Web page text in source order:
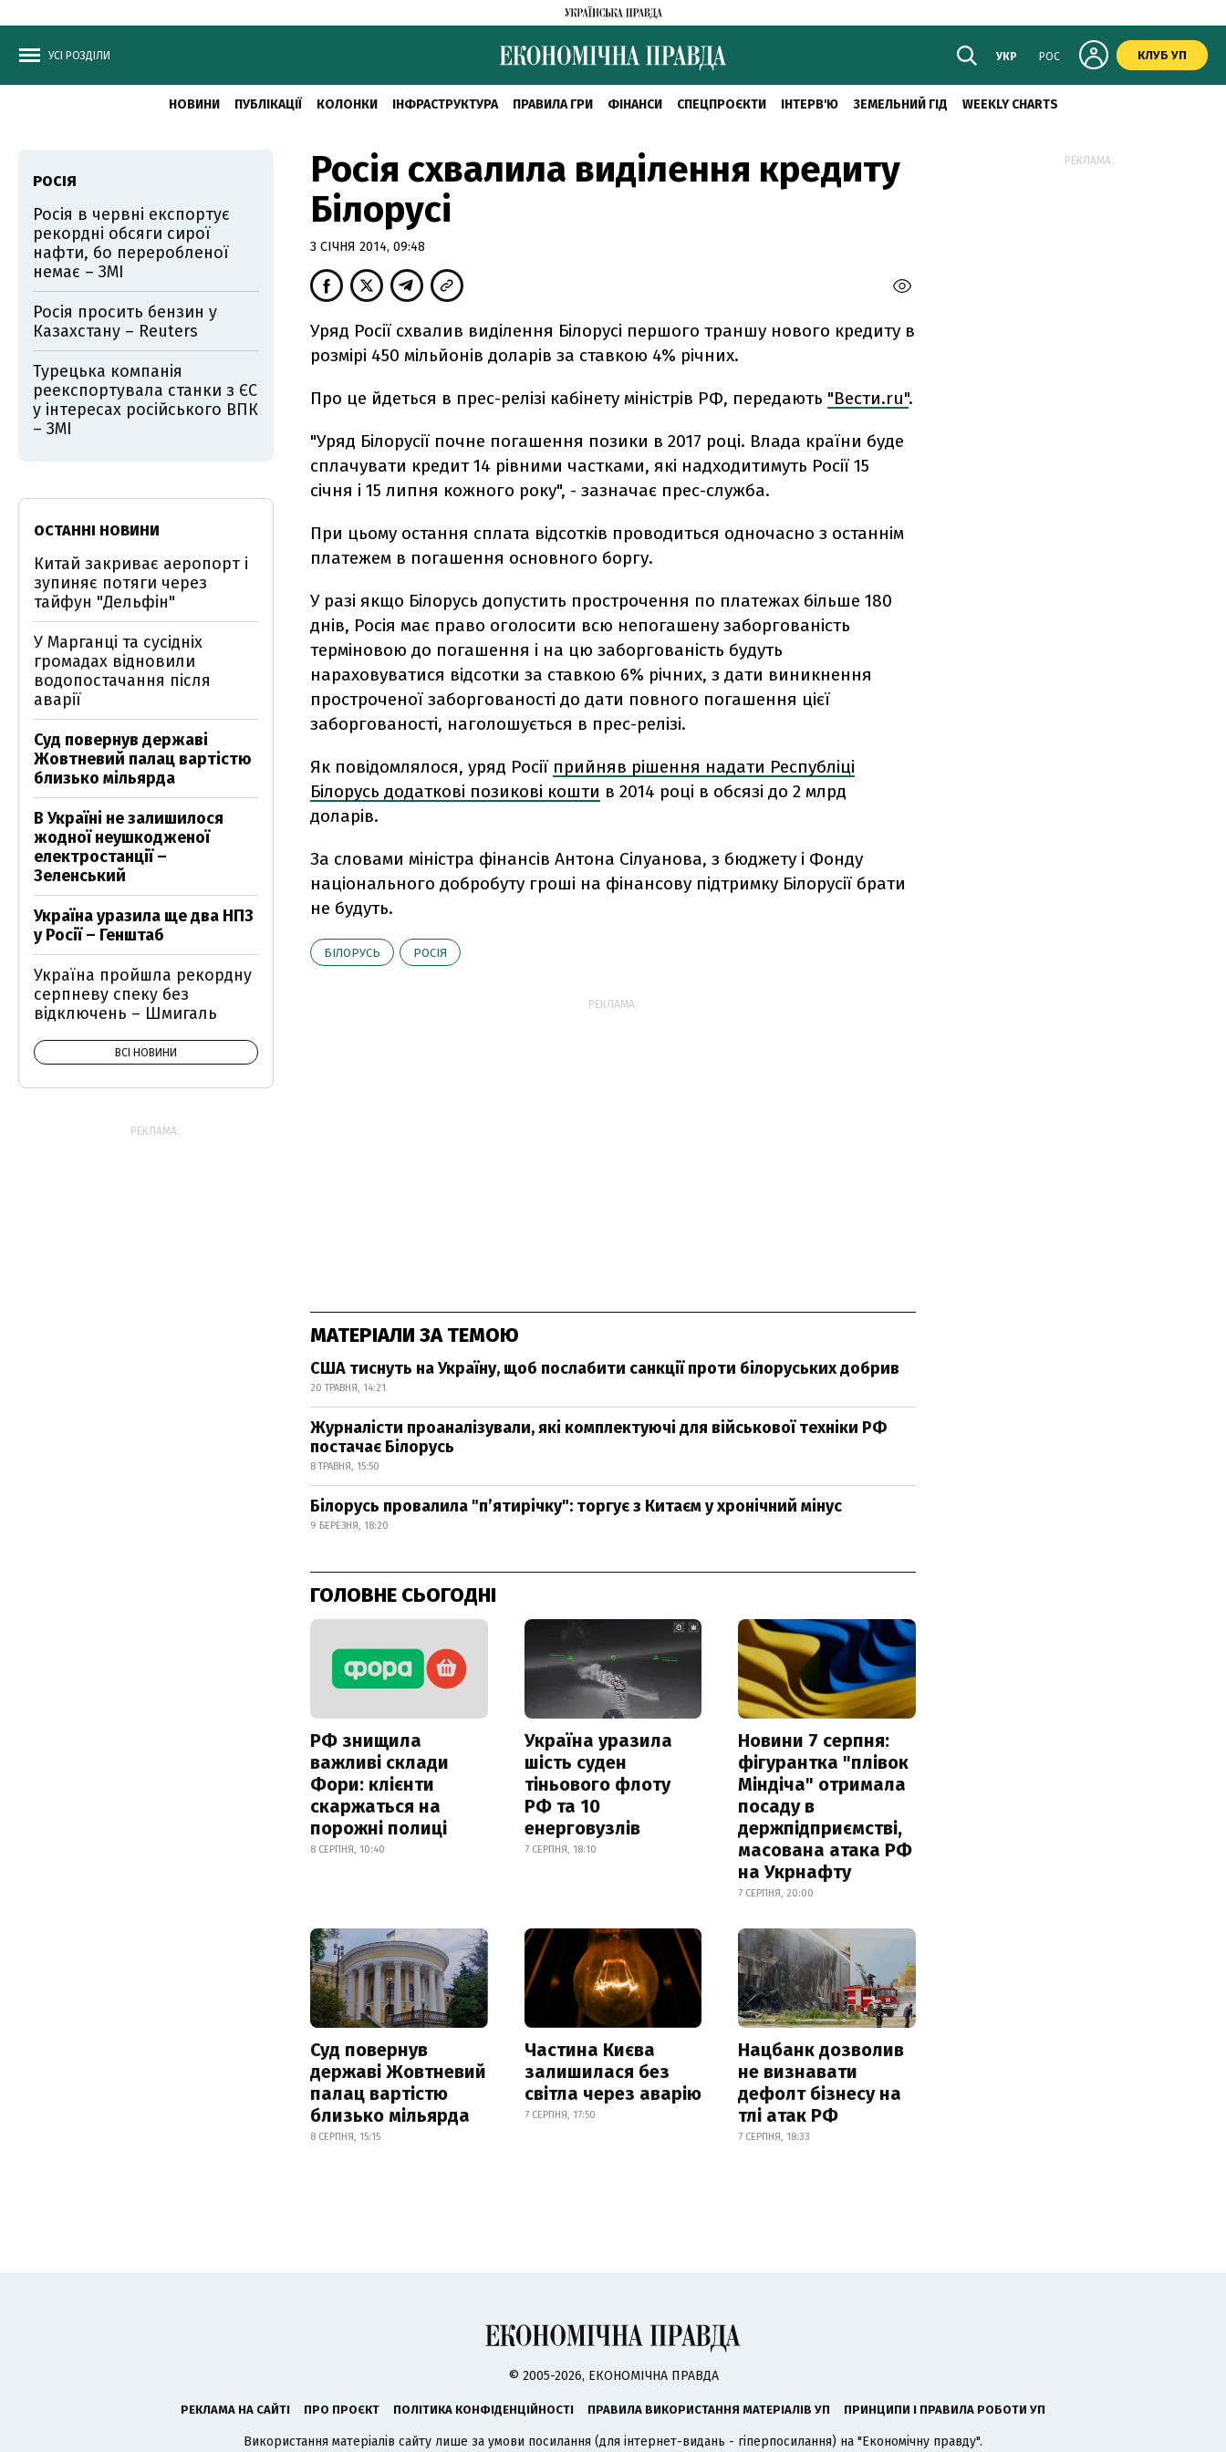
УСІ РОЗДІЛИ УКР РОС КЛУБ УП
НОВИНИ ПУБЛІКАЦІЇ КОЛОНКИ ІНФРАСТРУКТУРА ПРАВИЛА ГРИ ФІНАНСИ СПЕЦПРОЄКТИ ІНТЕРВ'Ю ЗЕМЕЛЬНИЙ ГІД WEEKLY CHARTS
Росія схвалила виділення кредиту
Білорусі
3 СІЧНЯ 2014, 09:48
Уряд Росії схвалив виділення Білорусі першого траншу нового кредиту в
розмірі 450 мільйонів доларів за ставкою 4% річних.
Про це йдеться в прес-релізі кабінету міністрів РФ, передають "Вести.ru".
"Уряд Білорусії почне погашення позики в 2017 році. Влада країни буде
сплачувати кредит 14 рівними частками, які надходитимуть Росії 15
січня і 15 липня кожного року", - зазначає прес-служба.
При цьому остання сплата відсотків проводиться одночасно з останнім
платежем в погашення основного боргу.
У разі якщо Білорусь допустить прострочення по платежах більше 180
днів, Росія має право оголосити всю непогашену заборгованість
терміновою до погашення і на цю заборгованість будуть
нараховуватися відсотки за ставкою 6% річних, з дати виникнення
простроченої заборгованості до дати повного погашення цієї
заборгованості, наголошується в прес-релізі.
Як повідомлялося, уряд Росії прийняв рішення надати Республіці
Білорусь додаткові позикові кошти в 2014 році в обсязі до 2 млрд
доларів.
За словами міністра фінансів Антона Сілуанова, з бюджету і Фонду
національного добробуту гроші на фінансову підтримку Білорусії брати
не будуть.
БІЛОРУСЬ РОСІЯ
РЕКЛАМА:
МАТЕРІАЛИ ЗА ТЕМОЮ
США тиснуть на Україну, щоб послабити санкції проти білоруських добрив
20 ТРАВНЯ, 14:21
Журналісти проаналізували, які комплектуючі для військової техніки РФ
постачає Білорусь
8 ТРАВНЯ, 15:50
Білорусь провалила "п’ятирічку": торгує з Китаєм у хронічний мінус
9 БЕРЕЗНЯ, 18:20
ГОЛОВНЕ СЬОГОДНІ
РФ знищила
важливі склади
Фори: клієнти
скаржаться на
порожні полиці
8 СЕРПНЯ, 10:40
Україна уразила
шість суден
тіньового флоту
РФ та 10
енерговузлів
7 СЕРПНЯ, 18:10
Новини 7 серпня:
фігурантка "плівок
Міндіча" отримала
посаду в
держпідприємстві,
масована атака РФ
на Укрнафту
7 СЕРПНЯ, 20:00
Суд повернув
державі Жовтневий
палац вартістю
близько мільярда
8 СЕРПНЯ, 15:15
Частина Києва
залишилася без
світла через аварію
7 СЕРПНЯ, 17:50
Нацбанк дозволив
не визнавати
дефолт бізнесу на
тлі атак РФ
7 СЕРПНЯ, 18:33
РОСІЯ
Росія в червні експортує
рекордні обсяги сирої
нафти, бо переробленої
немає – ЗМІ
Росія просить бензин у
Казахстану – Reuters
Турецька компанія
реекспортувала станки з ЄС
у інтересах російського ВПК
– ЗМІ
ОСТАННІ НОВИНИ
Китай закриває аеропорт і
зупиняє потяги через
тайфун "Дельфін"
У Марганці та сусідніх
громадах відновили
водопостачання після
аварії
Суд повернув державі
Жовтневий палац вартістю
близько мільярда
В Україні не залишилося
жодної неушкодженої
електростанції –
Зеленський
Україна уразила ще два НПЗ
у Росії – Генштаб
Україна пройшла рекордну
серпневу спеку без
відключень – Шмигаль
ВСІ НОВИНИ
РЕКЛАМА:
РЕКЛАМА:
© 2005-2026, ЕКОНОМІЧНА ПРАВДА
РЕКЛАМА НА САЙТІ ПРО ПРОЄКТ ПОЛІТИКА КОНФІДЕНЦІЙНОСТІ ПРАВИЛА ВИКОРИСТАННЯ МАТЕРІАЛІВ УП ПРИНЦИПИ І ПРАВИЛА РОБОТИ УП
Використання матеріалів сайту лише за умови посилання (для інтернет-видань - гіперпосилання) на "Економічну правду".